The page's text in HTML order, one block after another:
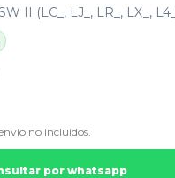
II (LC_, LJ_, LR_, LX_,
no incluidos.
por whatsapp